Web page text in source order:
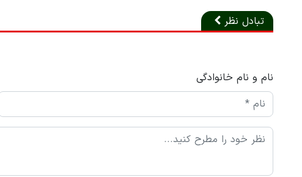
تبادل نظر
نام و نام خانوادگی